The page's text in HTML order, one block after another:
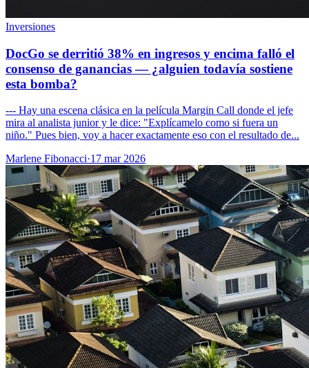
Inversiones
DocGo se derritió 38% en ingresos y encima falló el
consenso de ganancias — ¿alguien todavía sostiene
esta bomba?
--- Hay una escena clásica en la película Margin Call donde el jefe
mira al analista junior y le dice: "Explícamelo como si fuera un
niño." Pues bien, voy a hacer exactamente eso con el resultado de...
Marlene Fibonacci·17 mar 2026